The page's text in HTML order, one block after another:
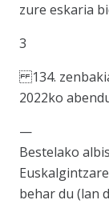
zure eskaria
3
134.
2022ko
—
Bestelako
behar du (lan